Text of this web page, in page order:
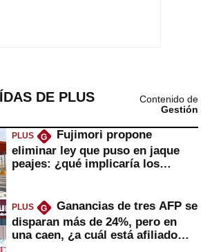
DE PLUS
Contenido de
Gestión
PLUS G
Fujimori propone
eliminar ley que puso en jaque
peajes: ¿qué implicaría los
PLUS G
Ganancias de tres AFP se
disparan más de 24%, pero en
una caen, ¿a cuál está afiliado